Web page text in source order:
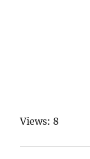
Views: 8